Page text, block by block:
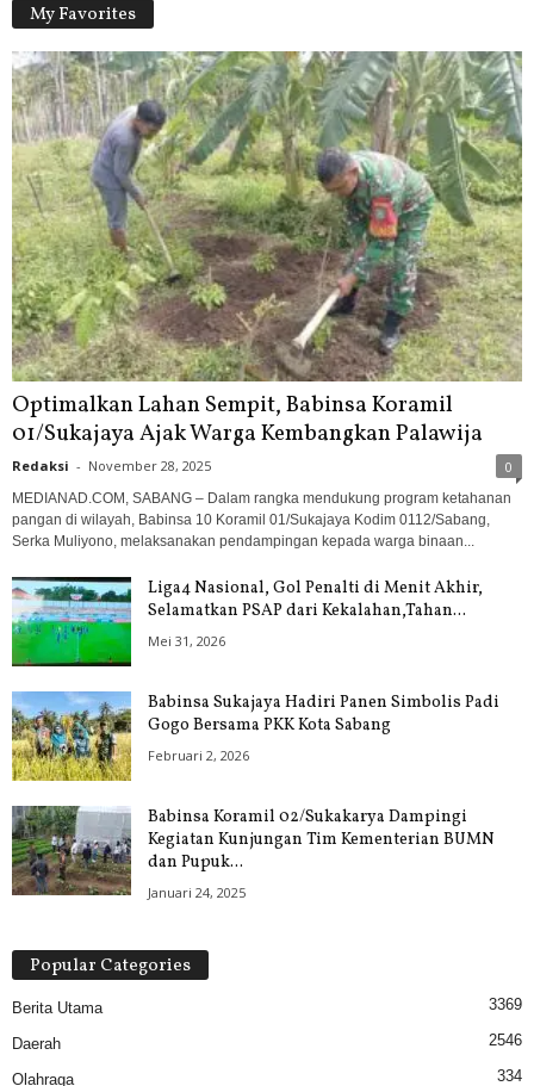
My Favorites
Optimalkan Lahan Sempit, Babinsa Koramil
01/Sukajaya Ajak Warga Kembangkan Palawija
Redaksi - November 28, 2025 0
MEDIANAD.COM, SABANG – Dalam rangka mendukung program ketahanan
pangan di wilayah, Babinsa 10 Koramil 01/Sukajaya Kodim 0112/Sabang,
Serka Muliyono, melaksanakan pendampingan kepada warga binaan...
Liga4 Nasional, Gol Penalti di Menit Akhir,
Selamatkan PSAP dari Kekalahan,Tahan...
Mei 31, 2026
Babinsa Sukajaya Hadiri Panen Simbolis Padi
Gogo Bersama PKK Kota Sabang
Februari 2, 2026
Babinsa Koramil 02/Sukakarya Dampingi
Kegiatan Kunjungan Tim Kementerian BUMN
dan Pupuk...
Januari 24, 2025
Popular Categories
Berita Utama 3369
Daerah 2546
Olahraga 334